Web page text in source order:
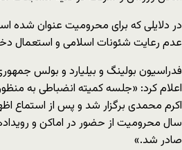
در دلایلی که برای محرومیت عنوان شده
عدم رعایت شئونات اسلامی و استعمال
فدراسیون بولینگ و بیلیارد و بولس
اعلام کرد: «جلسه کمیته انضباطی به
اکرم محمدی برگزار شد و پس از استماع
سال محرومیت از حضور در اماکن و
صادر شد.»